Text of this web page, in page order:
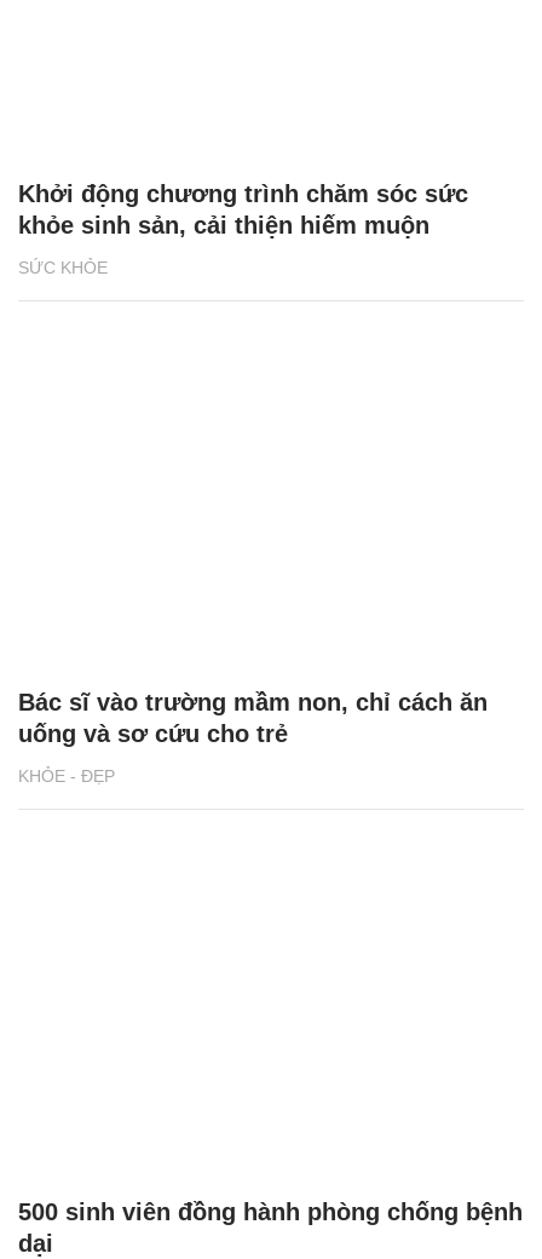
SỨC KHỎE
Khởi động chương trình chăm sóc sức
khỏe sinh sản, cải thiện hiếm muộn
KHỎE - ĐẸP
Bác sĩ vào trường mầm non, chỉ cách ăn
uống và sơ cứu cho trẻ
500 sinh viên đồng hành phòng chống bệnh
dại